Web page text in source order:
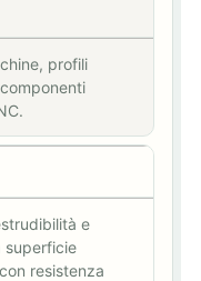
profili
e
superficie
resistenza